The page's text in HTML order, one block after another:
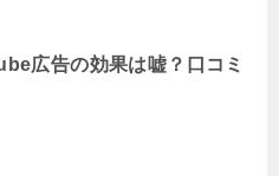
広告の効果は嘘？口コミ